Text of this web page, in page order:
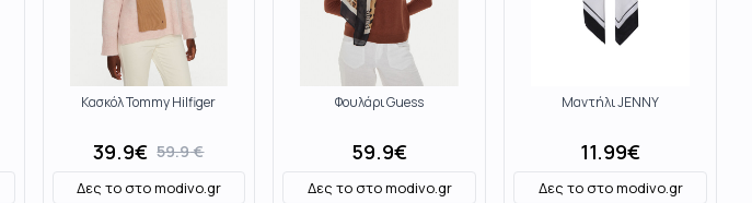
Κασκόλ Tommy Hilfiger
39.9€ 59.9€
Δες το στοmodivo.gr
Φουλάρι Guess
59.9€
Δες το στοmodivo.gr
Μαντήλι JENNY
11.99€
Δες το στοmodivo.gr